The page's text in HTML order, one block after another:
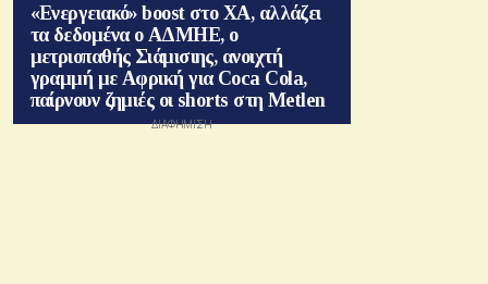
«Ενεργειακό» boost στο ΧΑ, αλλάζει
τα δεδομένα ο ΑΔΜΗΕ, ο
μετριοπαθής Σιάμισιης, ανοιχτή
γραμμή με Αφρική για Coca Cola,
παίρνουν ζημιές οι shorts στη Metlen